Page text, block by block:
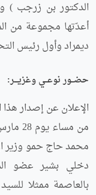
أعدّتها مجموعة من
ديمراد وأول رئيس
حضــور نوعــي وغزيـــر:
الإعلان عن إصدار
محمد حاج حمو وزير
دخلي بشير عضو
بالعاصمة ممثلا